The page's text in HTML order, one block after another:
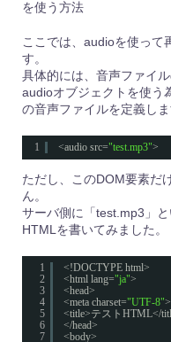
を使う方法
ここでは、audioを使って
す。
具体的には、音声ファイ
audioオブジェクトを使う
の音声ファイルを定義しま
1 <audio src="test.mp3">
ただし、このDOM要素だ
ん。
サーバ側に「test.mp3」
HTMLを書いてみました。
1
2
3
4
5
6
7
<!DOCTYPE html>
<html lang="ja">
<head>
<meta charset="UTF-8">
<title>テストHTML</
</head>
<body>